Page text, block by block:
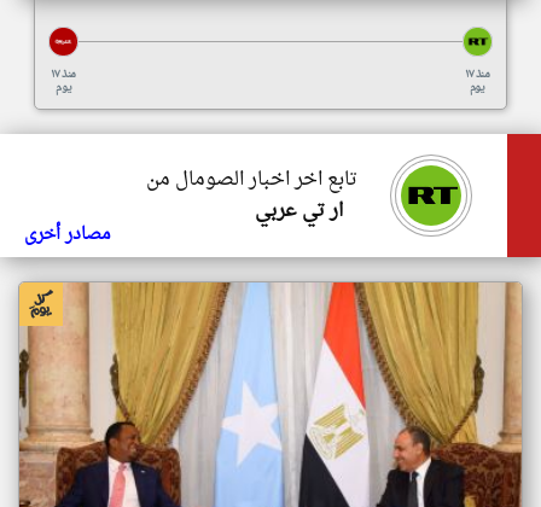
منذ ١٧
يوم
منذ ١٧
يوم
تابع اخر اخبار الصومال من
ار تي عربي
مصادر أخرى